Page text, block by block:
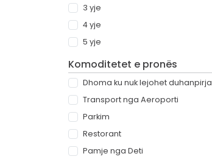
3 yje
4 yje
5 yje
Komoditetet e pronës
Dhoma ku nuk lejohet duhanpirja
Transport nga Aeroporti
Parkim
Restorant
Pamje nga Deti